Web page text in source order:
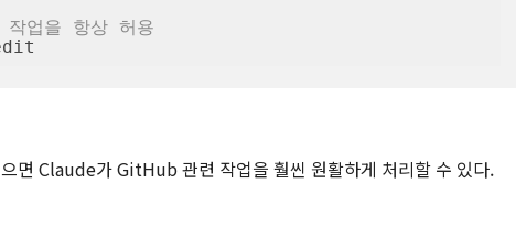
업을 항상 허용
면 Claude가 GitHub 관련 작업을 훨씬 원활하게 처리할 수 있다.